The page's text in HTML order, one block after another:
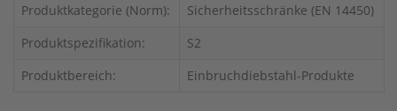
Produktkategorie (Norm):
Sicherheitsschränke (EN 14450)
Produktspezifikation:
S2
Produktbereich:
Einbruchdiebstahl-Produkte